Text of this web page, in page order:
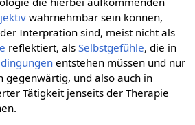
wahrnehmbar sein können,
der Interpration sind, meist nicht als
reflektiert, als Selbstgefühle, die in
entstehen müssen und nur
gegenwärtig, und also auch in
Tätigkeit jenseits der Therapie